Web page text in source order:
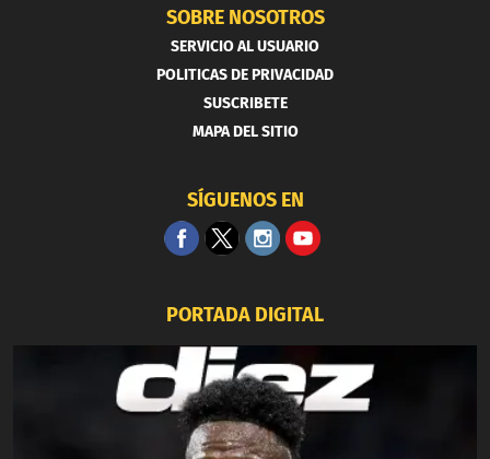
SOBRE NOSOTROS
SERVICIO AL USUARIO
POLITICAS DE PRIVACIDAD
SUSCRIBETE
MAPA DEL SITIO
SÍGUENOS EN
PORTADA DIGITAL